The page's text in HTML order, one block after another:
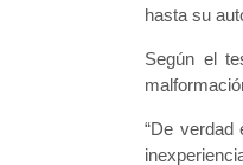
hasta su
Según el
“De verdad